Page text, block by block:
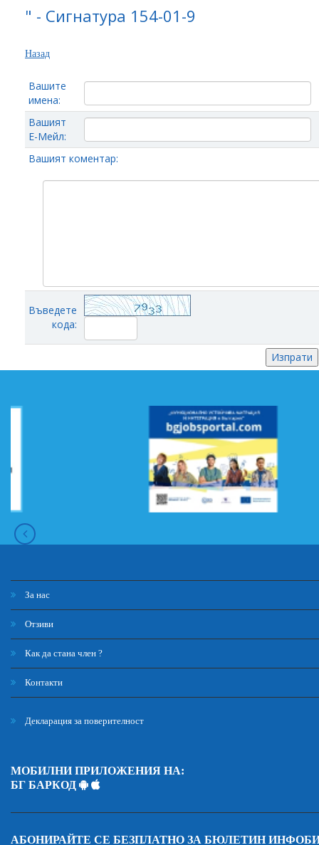
" - Сигнатура 154-01-9
Назад
Вашите
имена:
Вашият
Е-Мейл:
Вашият коментар:
Въведете
кода:
За нас
Отзиви
Как да стана член ?
Контакти
Декларация за поверителност
МОБИЛНИ ПРИЛОЖЕНИЯ НА:
БГ БАРКОД
АБОНИРАЙТЕ СЕ БЕЗПЛАТНО ЗА БЮЛЕТИН